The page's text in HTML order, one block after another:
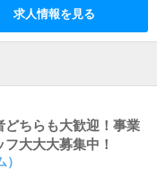
求人情報を見る
どちらも大歓迎！事業
大大大募集中！